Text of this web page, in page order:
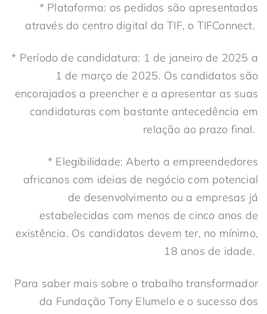
* Plataforma: os pedidos são apresentados
através do centro digital da TIF, o TIFConnect.
* Período de candidatura: 1 de janeiro de 2025 a
1 de março de 2025. Os candidatos são
encorajados a preencher e a apresentar as suas
candidaturas com bastante antecedência em
relação ao prazo final.
* Elegibilidade: Aberto a empreendedores
africanos com ideias de negócio com potencial
de desenvolvimento ou a empresas já
estabelecidas com menos de cinco anos de
existência. Os candidatos devem ter, no mínimo,
18 anos de idade.
Para saber mais sobre o trabalho transformador
da Fundação Tony Elumelo e o sucesso dos